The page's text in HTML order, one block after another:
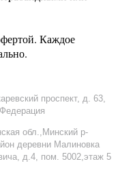
Каждое
проспект, д. 63,
обл.,Минский р-
деревни Малиновка
д.4, пом. 5002,этаж 5